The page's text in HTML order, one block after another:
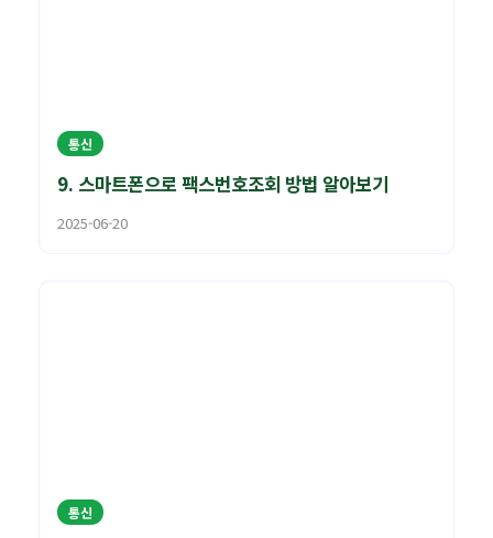
통신
9. 스마트폰으로 팩스번호조회 방법 알아보기
2025-06-20
통신